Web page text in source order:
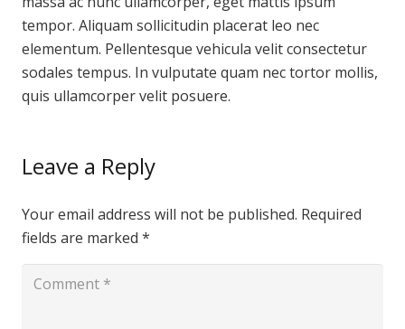
tempor. Aliquam sollicitudin placerat leo nec
elementum. Pellentesque vehicula velit consectetur
sodales tempus. In vulputate quam nec tortor mollis,
quis ullamcorper velit posuere.
Leave a Reply
Your email address will not be published. Required
fields are marked *